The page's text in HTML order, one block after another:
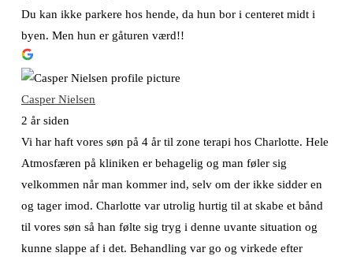
Du kan ikke parkere hos hende, da hun bor i centeret midt i
byen. Men hun er gåturen værd!!
Casper Nielsen
2 år siden
Vi har haft vores søn på 4 år til zone terapi hos Charlotte. Hele
Atmosfæren på kliniken er behagelig og man føler sig
velkommen når man kommer ind, selv om der ikke sidder en
og tager imod. Charlotte var utrolig hurtig til at skabe et bånd
til vores søn så han følte sig tryg i denne uvante situation og
kunne slappe af i det. Behandling var go og virkede efter